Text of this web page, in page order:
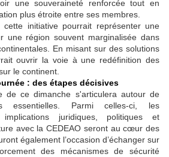
une souveraineté renforcée tout en
plus étroite entre ses membres.
cette initiative pourrait représenter une
une région souvent marginalisée dans
En misant sur des solutions
ouvrir la voie à une redéfinition des
le continent.
: des étapes décisives
de ce dimanche s'articulera autour de
essentielles. Parmi celles-ci, les
juridiques, politiques et
avec la CEDEAO seront au cœur des
également l’occasion d’échanger sur
des mécanismes de sécurité